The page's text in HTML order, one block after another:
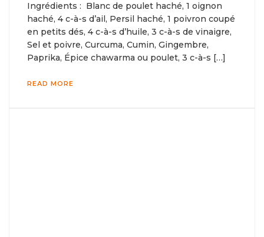
Ingrédients : Blanc de poulet haché, 1 oignon
haché, 4 c-à-s d’ail, Persil haché, 1 poivron coupé
en petits dés, 4 c-à-s d’huile, 3 c-à-s de vinaigre,
Sel et poivre, Curcuma, Cumin, Gingembre,
Paprika, Épice chawarma ou poulet, 3 c-à-s […]
READ MORE